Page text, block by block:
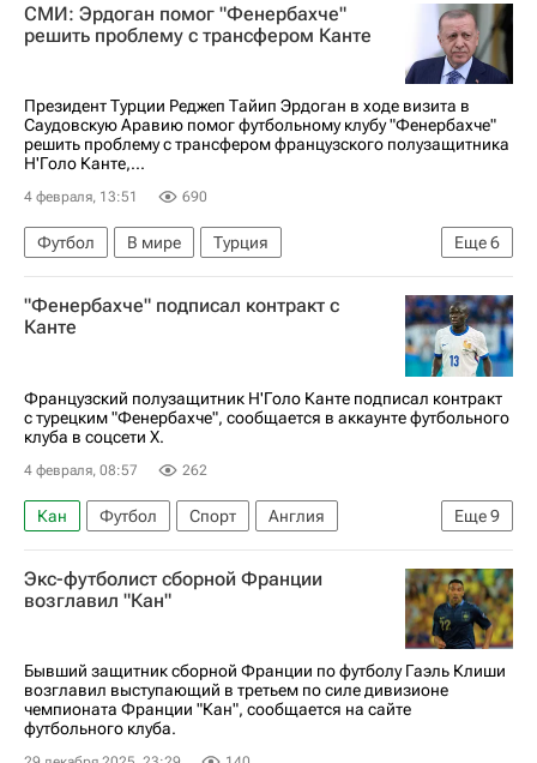
Российский футбольный союз (РФС)
Эдуард Сперцян
Мойзес
ПФК ЦСКА
Краснодар
Бенфика
РПЛ 2026-2027 (Чемпионат России по футболу)
СМИ: Эрдоган помог "Фенербахче"
решить проблему с трансфером Канте
Президент Турции Реджеп Тайип Эрдоган в ходе визита в
Саудовскую Аравию помог футбольному клубу "Фенербахче"
решить проблему с трансфером французского полузащитника
Н'Голо Канте,...
4 февраля, 13:51 690
Еще6
Футбол В мире
Турция
Саудовская Аравия
Англия
Реджеп Тайип Эрдоган
Аль-Иттихад
Кубок Англии
"Фенербахче" подписал контракт с
Канте
Французский полузащитник Н'Голо Канте подписал контракт
с турецким "Фенербахче", сообщается в аккаунте футбольного
клуба в соцсети X.
4 февраля, 08:57 262
Еще9
Кан Футбол Спорт
Англия
Франция
Турция
Аль-Иттихад
Кубок Англии
Н'Голо Канте
Фенербахче
АПЛ 2026-2027 (Чемпионат Англии по футболу)
Лига чемпионов УЕФА 2026-2027
Экс-футболист сборной Франции
возглавил "Кан"
Бывший защитник сборной Франции по футболу Гаэль Клиши
возглавил выступающий в третьем по силе дивизионе
чемпионата Франции "Кан", сообщается на сайте
футбольного клуба.